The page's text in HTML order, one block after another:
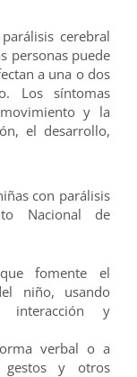
cerebral
personas puede
a una o dos
Los síntomas
y la
el desarrollo,
con parálisis
Nacional de
fomente el
niño, usando
interacción y
verbal o a
y otros